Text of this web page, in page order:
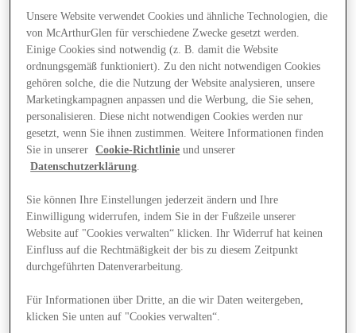
Angebote
Unsere Website verwendet Cookies und ähnliche Technologien, die
von McArthurGlen für verschiedene Zwecke gesetzt werden.
Einige Cookies sind notwendig (z. B. damit die Website
ordnungsgemäß funktioniert). Zu den nicht notwendigen Cookies
gehören solche, die die Nutzung der Website analysieren, unsere
Marketingkampagnen anpassen und die Werbung, die Sie sehen,
personalisieren. Diese nicht notwendigen Cookies werden nur
gesetzt, wenn Sie ihnen zustimmen. Weitere Informationen finden
Sie in unserer
Cookie-Richtlinie und unserer
Datenschutzerklärung.
Sie können Ihre Einstellungen jederzeit ändern und Ihre
Einwilligung widerrufen, indem Sie in der Fußzeile unserer
Website auf "Cookies verwalten“ klicken. Ihr Widerruf hat keinen
Einfluss auf die Rechtmäßigkeit der bis zu diesem Zeitpunkt
durchgeführten Datenverarbeitung.
Für Informationen über Dritte, an die wir Daten weitergeben,
klicken Sie unten auf "Cookies verwalten“.